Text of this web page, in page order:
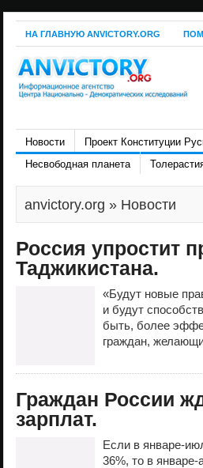
НА ГЛАВНУЮ ANVICTORY.ORG
Новости Проект Конституции
Несвободная планета
anvictory.org » Новости
Россия упростит
Таджикистана.
«Будут новые
и будут
быть, более
граждан,
Граждан России
зарплат.
Если в январе-
36%, то в январе-